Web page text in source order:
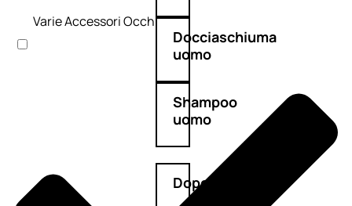
Docciaschiuma
uomo
Shampoo
uomo
Dopobarba
Varie Accessori Occhi